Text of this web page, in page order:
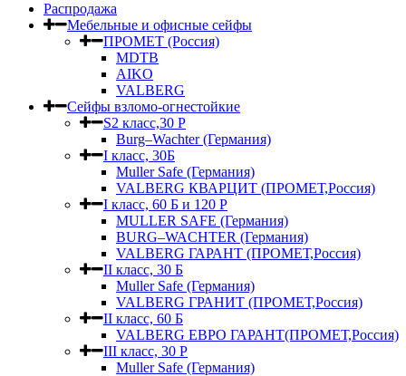
Распродажа
Мебельные и офисные сейфы
ПРОМЕТ (Россия)
MDTB
AIKO
VALBERG
Сейфы взломо-огнестойкие
S2 класс,30 Р
Burg–Wachter (Германия)
I класс, 30Б
Muller Safe (Германия)
VALBERG КВАРЦИТ (ПРОМЕТ,Россия)
I класс, 60 Б и 120 Р
MULLER SAFE (Германия)
BURG–WACHTER (Германия)
VALBERG ГАРАНТ (ПРОМЕТ,Россия)
II класс, 30 Б
Muller Safe (Германия)
VALBERG ГРАНИТ (ПРОМЕТ,Россия)
II класс, 60 Б
VALBERG ЕВРО ГАРАНТ(ПРОМЕТ,Россия)
III класс, 30 Р
Muller Safe (Германия)